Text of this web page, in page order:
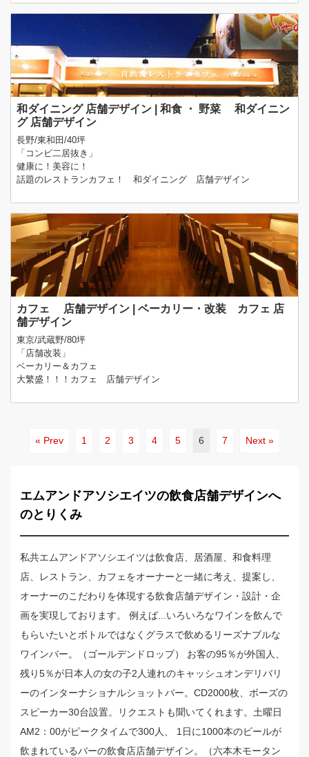
和ダイニング 店舗デザイン | 和食 ・ 野菜 和ダイニン
グ 店舗デザイン
長野/東和田/40坪
「コンビ二居抜き」
健康に！美容に！
話題のレストランカフェ！ 和ダイニング 店舗デザイン
カフェ 店舗デザイン | ベーカリー・改装 カフェ 店
舗デザイン
東京/武蔵野/80坪
「店舗改装」
ベーカリー＆カフェ
大繁盛！！！カフェ 店舗デザイン
« Prev 1 2 3 4 5 6 7 Next »
エムアンドアソシエイツの飲食店舗デザインへ
のとりくみ
私共エムアンドアソシエイツは飲食店、居酒屋、和食料理
店、レストラン、カフェをオーナーと一緒に考え、提案し、
オーナーのこだわりを体現する飲食店舗デザイン・設計・企
画を実現しております。 例えば...いろいろなワインを飲んで
もらいたいとボトルではなくグラスで飲めるリーズナブルな
ワインバー。（ゴールデンドロップ） お客の95％が外国人、
残り5％が日本人の女の子2人連れのキャッシュオンデリバリ
ーのインターナショナルショットバー。CD2000枚、ボーズの
スピーカー30台設置。リクエストも聞いてくれます。土曜日
AM2：00がピークタイムで300人、 1日に1000本のビールが
飲まれているバーの飲食店店舗デザイン。（六本木モータン